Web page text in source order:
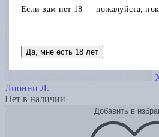
Лионни Л.
Нет в наличии
Добавить в
Если вам нет 18 — пожалуйста,
Да, мне есть 18 лет